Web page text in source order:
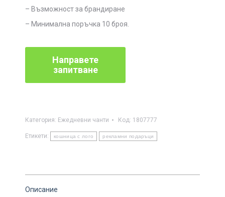
– Възможност за брандиране
– Минимална поръчка 10 броя.
Категория: Ежедневни чанти Код: 1807777
Етикети: кошница с лого рекламни подаръци
Описание